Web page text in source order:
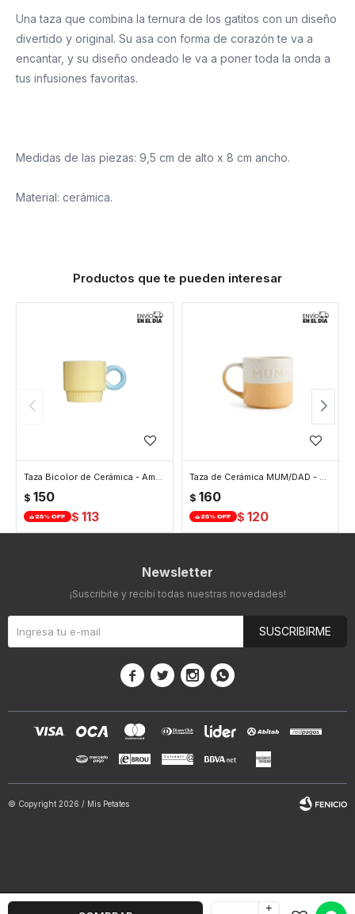
+
Una taza que combina la ternura de los gatitos con un diseño
divertido y original. Su asa con forma de corazón te va a
encantar, y su diseño ondeado le va a poner toda la onda a
tus infusiones favoritas.
Medidas de las piezas: 9,5 cm de alto x 8 cm ancho.
Material: cerámica.
Productos que te pueden interesar
Taza Bicolor de Cerámica - Amarillo
$ 150
$ 113
Taza de Cerámica MUM/DAD - Amarillo
$ 160
$ 120
Newsletter
¡Suscribite y recibí todas nuestras novedades!
SUSCRIBIRME
   
© Copyright 2026 / Mis Petates
Fenicio